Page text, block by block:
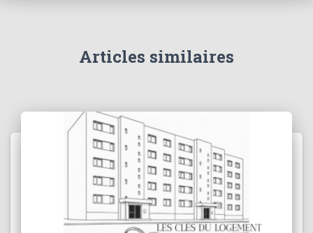
Articles similaires